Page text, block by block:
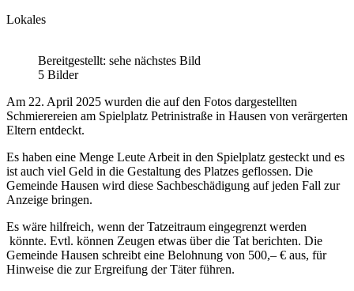
Lokales
Bereitgestellt: sehe nächstes Bild
5 Bilder
Am 22. April 2025 wurden die auf den Fotos dargestellten
Schmierereien am Spielplatz Petrinistraße in Hausen von verärgerten
Eltern entdeckt.
Es haben eine Menge Leute Arbeit in den Spielplatz gesteckt und es
ist auch viel Geld in die Gestaltung des Platzes geflossen. Die
Gemeinde Hausen wird diese Sachbeschädigung auf jeden Fall zur
Anzeige bringen.
Es wäre hilfreich, wenn der Tatzeitraum eingegrenzt werden
könnte. Evtl. können Zeugen etwas über die Tat berichten. Die
Gemeinde Hausen schreibt eine Belohnung von 500,– € aus, für
Hinweise die zur Ergreifung der Täter führen.